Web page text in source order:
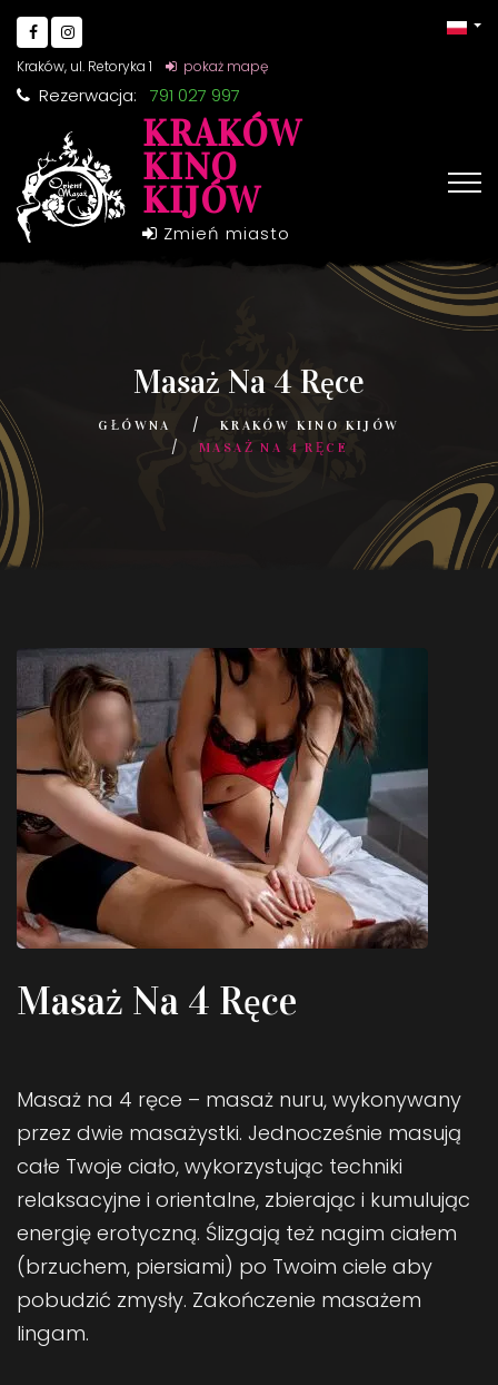
Kraków, ul. Retoryka 1 pokaż mapę
Rezerwacja: 791 027 997
KRAKÓW
KINO
KIJÓW
Zmień miasto
Masaż Na 4 Ręce
GŁÓWNA
KRAKÓW KINO KIJÓW
MASAŻ NA 4 RĘCE
Masaż Na 4 Ręce
Masaż na 4 ręce – masaż nuru, wykonywany
przez dwie masażystki. Jednocześnie masują
całe Twoje ciało, wykorzystując techniki
relaksacyjne i orientalne, zbierając i kumulując
energię erotyczną. Ślizgają też nagim ciałem
(brzuchem, piersiami) po Twoim ciele aby
pobudzić zmysły. Zakończenie masażem
lingam.